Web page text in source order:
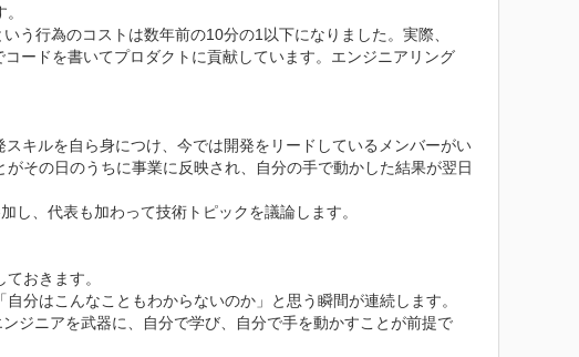
う行為のコストは数年前の10分の1以下になりました。実際、
ードを書いてプロダクトに貢献しています。エンジニアリング
キルを自ら身につけ、今では開発をリードしているメンバーがい
その日のうちに事業に反映され、自分の手で動かした結果が翌日
し、代表も加わって技術トピックを議論します。
おきます。
分はこんなこともわからないのか」と思う瞬間が連続します。
ジニアを武器に、自分で学び、自分で手を動かすことが前提で